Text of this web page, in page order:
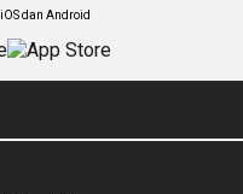
dan Android